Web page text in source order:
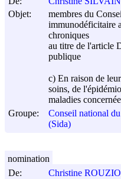
Objet:
membres du
immunodéficitaire
chroniques
au titre de l'article
publique
c) En raison de
soins, de
maladies
Groupe:
Conseil national
(Sida)
De:
Christine
nomination